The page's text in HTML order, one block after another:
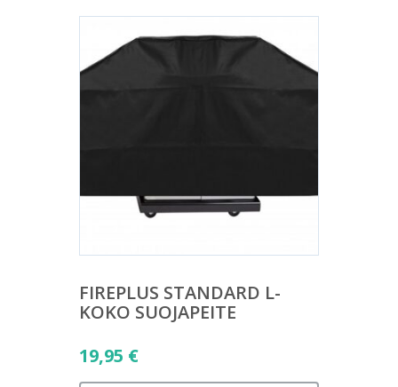
FIREPLUS STANDARD L-
KOKO SUOJAPEITE
19,95 €